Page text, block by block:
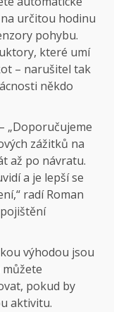
určitou hodinu
pohybu.
které umí
– narušitel tak
někdo
– „Doporučujeme
zážitků na
až po návratu.
a je lepší se
radí Roman
výhodou jsou
pokud by
aktivitu.